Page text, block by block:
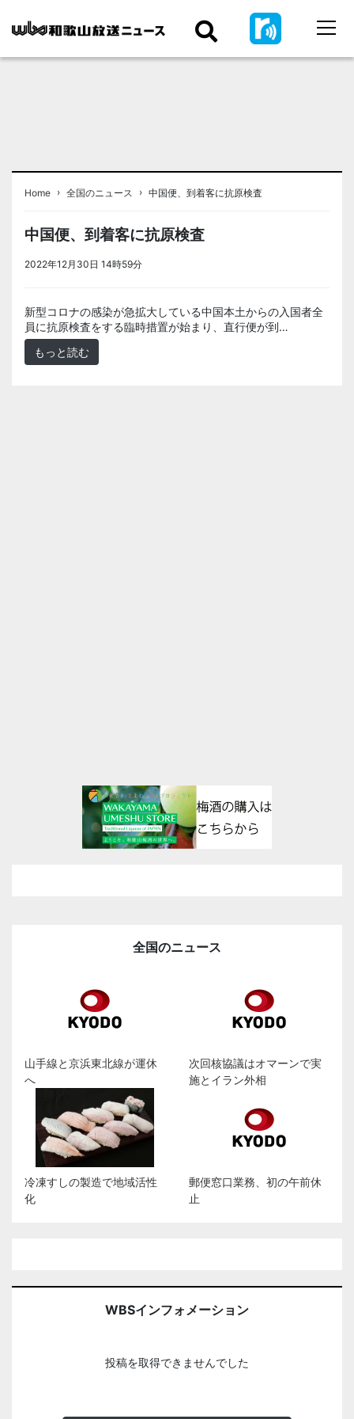
Home › 全国のニュース › 中国便、到着客に抗原検査
中国便、到着客に抗原検査
2022年12月30日 14時59分
新型コロナの感染が急拡大している中国本土からの入国者全
員に抗原検査をする臨時措置が始まり、直行便が到…
もっと読む
全国のニュース
山手線と京浜東北線が運休
へ
次回核協議はオマーンで実
施とイラン外相
冷凍すしの製造で地域活性
化
郵便窓口業務、初の午前休
止
WBSインフォメーション
投稿を取得できませんでした